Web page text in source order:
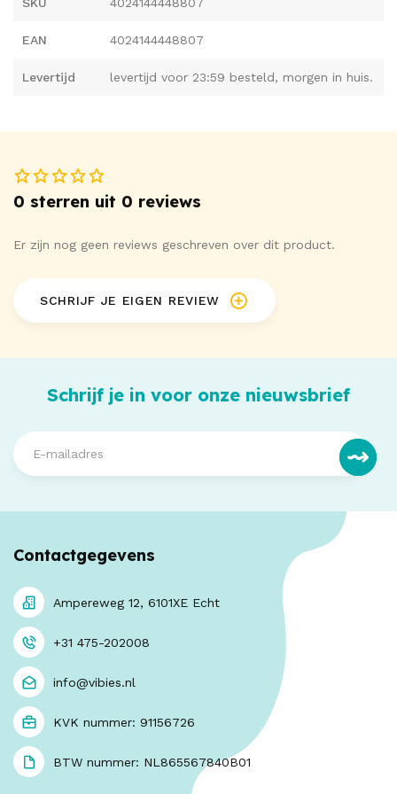
EAN 4024144448807
Levertijd levertijd voor 23:59 besteld, morgen in huis.
0 sterren uit 0 reviews
Er zijn nog geen reviews geschreven over dit product.
SCHRIJF JE EIGEN REVIEW
Schrijf je in voor onze nieuwsbrief
Contactgegevens
Ampereweg 12, 6101XE Echt
+31 475-202008
info@vibies.nl
KVK nummer: 91156726
BTW nummer: NL865567840B01